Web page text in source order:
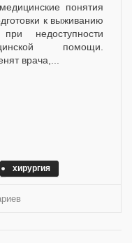
понятия
к выживанию
недоступности
помощи.
врача,...
хирургия